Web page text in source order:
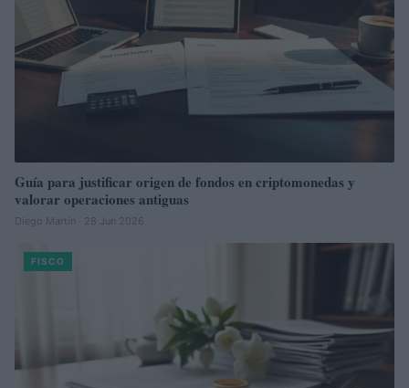
Guía para justificar origen de fondos en criptomonedas y
valorar operaciones antiguas
Diego Martín · 28 Jun 2026
FISCO